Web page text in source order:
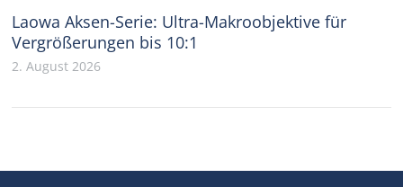
Laowa Aksen-Serie: Ultra-Makroobjektive für
Vergrößerungen bis 10:1
2. August 2026